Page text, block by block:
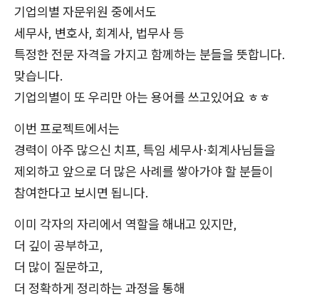
기업의별 자문위원 중에서도
세무사, 변호사, 회계사, 법무사 등
특정한 전문 자격을 가지고 함께하는 분들을 뜻합니다.
맞습니다.
기업의별이 또 우리만 아는 용어를 쓰고있어요 ㅎㅎ
이번 프로젝트에서는
경력이 아주 많으신 치프, 특임 세무사·회계사님들을
제외하고 앞으로 더 많은 사례를 쌓아가야 할 분들이
참여한다고 보시면 됩니다.
이미 각자의 자리에서 역할을 해내고 있지만,
더 깊이 공부하고,
더 많이 질문하고,
더 정확하게 정리하는 과정을 통해